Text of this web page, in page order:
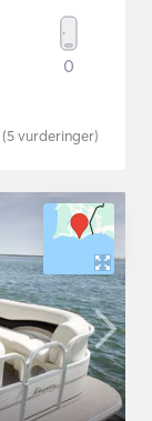
0
(5vurderinger)